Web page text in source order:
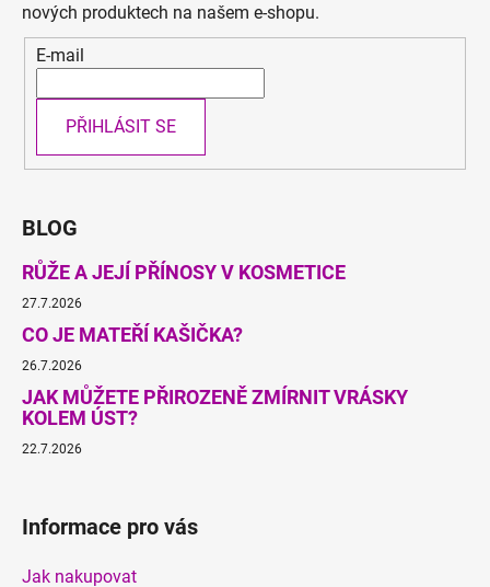
nových produktech na našem e-shopu.
E-mail
PŘIHLÁSIT SE
BLOG
RŮŽE A JEJÍ PŘÍNOSY V KOSMETICE
27.7.2026
CO JE MATEŘÍ KAŠIČKA?
26.7.2026
JAK MŮŽETE PŘIROZENĚ ZMÍRNIT VRÁSKY
KOLEM ÚST?
22.7.2026
Informace pro vás
Jak nakupovat